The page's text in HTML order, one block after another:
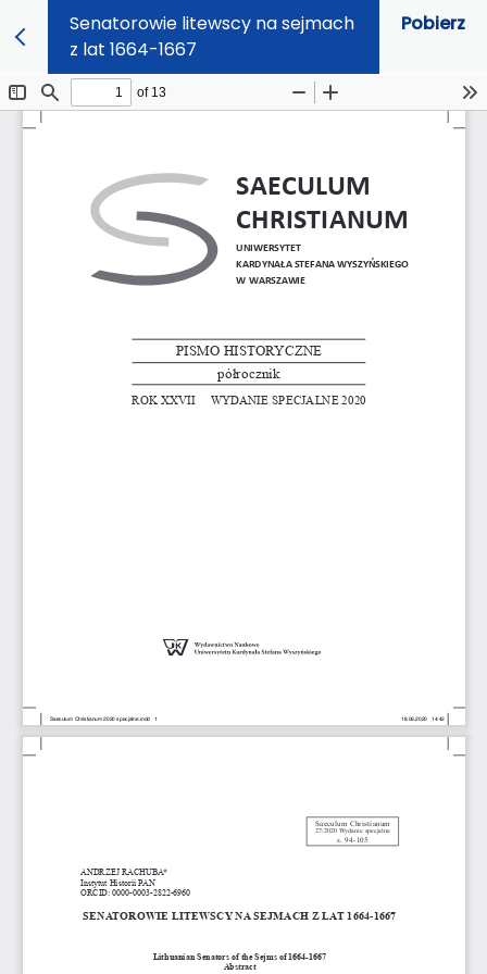
Senatorowie litewscy na sejmach
z lat 1664-1667
Pobierz